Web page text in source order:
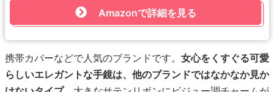
Amazonで詳細を見る
携帯カバーなどで人気のブランドです。 女心をくすぐる可愛
らしいエレガントな手鏡は、他のブランドではなかなか見か